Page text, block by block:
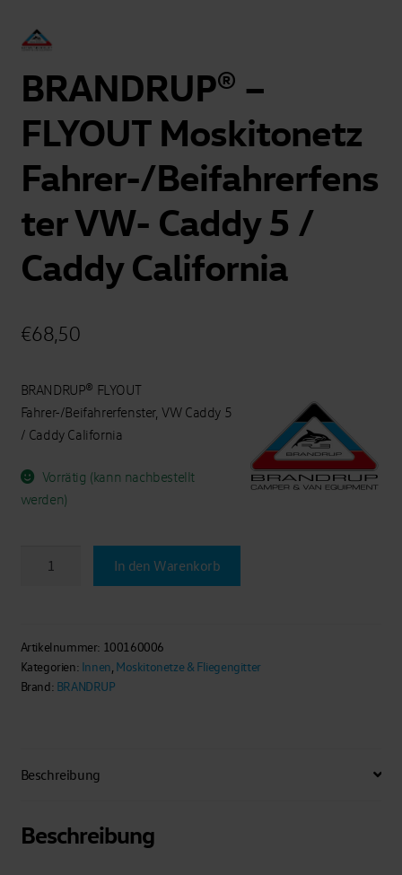
BRANDRUP® –
FLYOUT Moskitonetz
Fahrer-/Beifahrerfens
ter VW- Caddy 5 /
Caddy California
€68,50
BRANDRUP® FLYOUT
Fahrer-/Beifahrerfenster, VW Caddy 5
/ Caddy California
Vorrätig (kann nachbestellt
werden)
Fahrer-/Beifahrerfenster
VW-
Caddy
California
In den Warenkorb
Artikelnummer: 100160006
Kategorien: Innen Moskitonetze & Fliegengitter
Brand: BRANDRUP
Beschreibung
Beschreibung